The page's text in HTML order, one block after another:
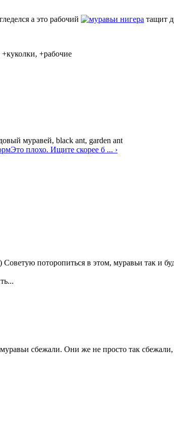
а это рабочий нигера тащит
+куколки, +рабочие
муравей, black ant, garden ant
Это плохо. Ищите скорее б ... ›
поторопиться в этом, муравьи так и
сбежали. Они же не просто так